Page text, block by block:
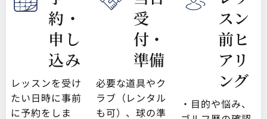
約・
申し
込み
レッスンを受け
たい日時に事前
に予約をしま
受
付・
準備
必要な道具やク
ラブ（レンタル
も可）、球の準
スン
前ヒ
アリ
ング
・目的や悩み、